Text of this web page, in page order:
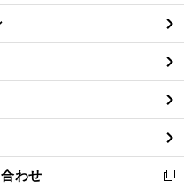
田裕毅
待ちに待った鈴鹿F1デビュー
世界一走り込んだサーキットは「
まで知っている
る
し
い
ウ
ィ
ン
ド
ウ
で
開
く
わせ
新